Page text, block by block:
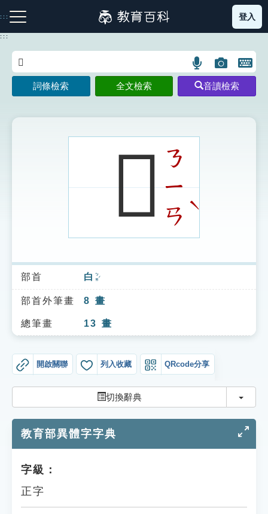
到
主
:::
注音索引圖示 筆畫索引圖示 部首索引表圖示
索引選單
知識索引
單字索引
貓頭鷹博士
登入
:::
語
言
搜
示
圖
片
搜
開
鍵
圖
詞條檢索 全文檢索 音讀檢索
𤽿ㄋ
ㄧ
ㄢ
ˋ
部首 白 ㄅㄞˊ
部首外筆畫 8 畫
總筆畫 13 畫
開啟關聯 列入收藏 QRcode分享
切換辭典 切換
教育部異體字字典
字級：
正字